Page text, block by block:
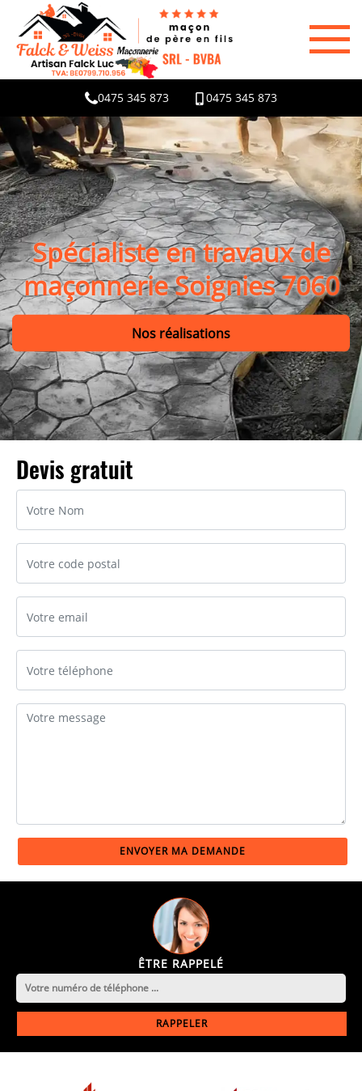
0475 345 873 0475 345 873
Spécialiste en travaux de
maçonnerie Soignies 7060
Nos réalisations
Devis gratuit
ÊTRE RAPPELÉ